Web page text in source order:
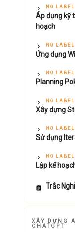
NO LABEL
Áp dụng kỹ
hoạch
NO LABEL
Ứng dụng
NO LABEL
Planning
NO LABEL
Xây dựng
NO LABEL
Sử dụng
NO LABEL
Lập kế
Trắc
XÂY DỰNG
CHATGPT